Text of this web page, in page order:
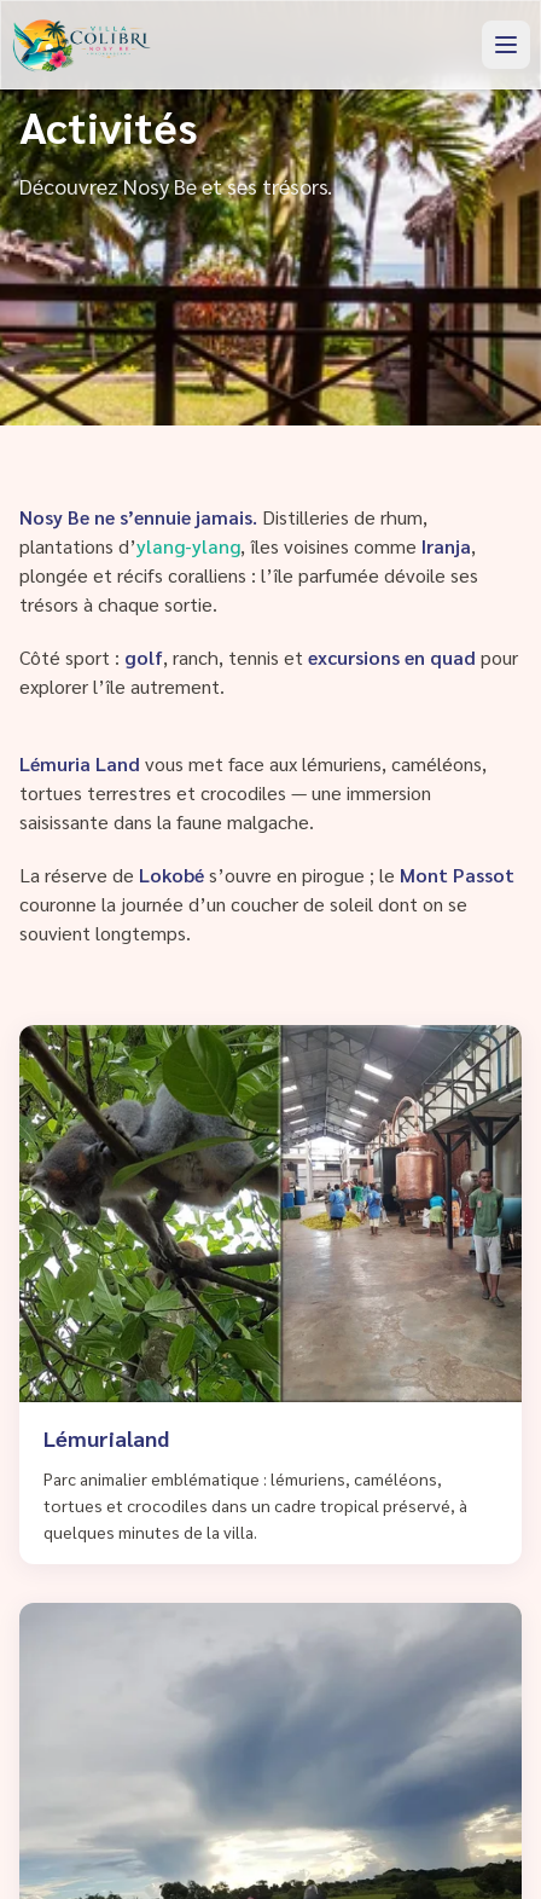
Activités
Découvrez Nosy Be et ses trésors.
Nosy Be ne s’ennuie jamais. Distilleries de rhum,
plantations d’ylang-ylang, îles voisines comme Iranja,
plongée et récifs coralliens : l’île parfumée dévoile ses
trésors à chaque sortie.
Côté sport : golf, ranch, tennis et excursions en quad pour
explorer l’île autrement.
Lémuria Land vous met face aux lémuriens, caméléons,
tortues terrestres et crocodiles — une immersion
saisissante dans la faune malgache.
La réserve de Lokobés’ouvre en pirogue ; le Mont Passot
couronne la journée d’un coucher de soleil dont on se
souvient longtemps.
Lémurialand
Parc animalier emblématique : lémuriens, caméléons,
tortues et crocodiles dans un cadre tropical préservé, à
quelques minutes de la villa.